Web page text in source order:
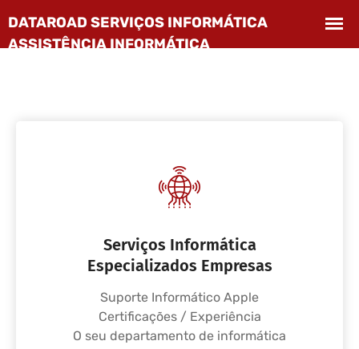
Serviços Informática
Especializados Empresas
Suporte Informático Apple
Certificações / Experiência
O seu departamento de informática